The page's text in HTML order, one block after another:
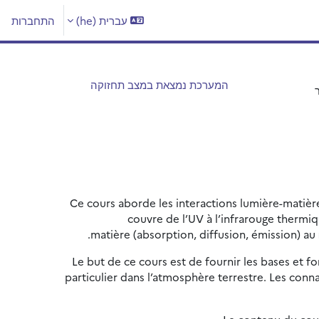
עברית ‎(he)‎ התחברות
המערכת נמצאת במצב תחזוקה
Ce cours aborde les interactions lumière-
couvre de l’UV à l’infrarouge
matière (absorption, diffusion, émission)
Le but de ce cours est de fournir les bases et
particulier dans l’atmosphère terrestre. Les